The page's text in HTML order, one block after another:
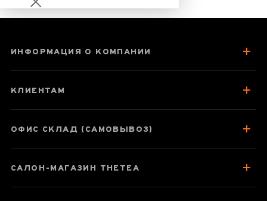
Чайник-заварник
ИНФОРМАЦИЯ О КОМПАНИИ
КЛИЕНТАМ
ОФИС СКЛАД (САМОВЫВОЗ)
САЛОН-МАГАЗИН THETEA